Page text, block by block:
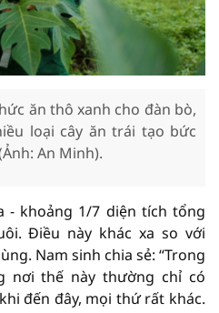
ăn thô xanh cho đàn bò,
loại cây ăn trái tạo bức
An Minh).
- khoảng 1/7 diện tích tổng
Điều này khác xa so với
Nam sinh chia sẻ: “Trong
nơi thế này thường chỉ có
đến đây, mọi thứ rất khác.